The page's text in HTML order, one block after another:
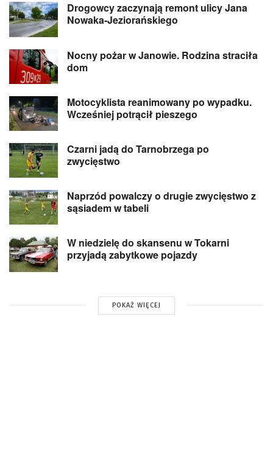
Drogowcy zaczynają remont ulicy Jana
Nowaka-Jeziorańskiego
Nocny pożar w Janowie. Rodzina straciła
dom
Motocyklista reanimowany po wypadku.
Wcześniej potrącił pieszego
Czarni jadą do Tarnobrzega po
zwycięstwo
Naprzód powalczy o drugie zwycięstwo z
sąsiadem w tabeli
W niedzielę do skansenu w Tokarni
przyjadą zabytkowe pojazdy
POKAŻ WIĘCEJ